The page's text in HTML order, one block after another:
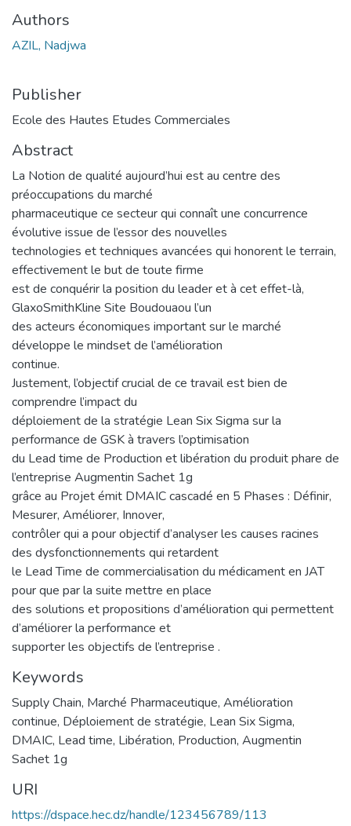
Authors
AZIL, Nadjwa
Publisher
Ecole des Hautes Etudes Commerciales
Abstract
La Notion de qualité aujourd’hui est au centre des
préoccupations du marché
pharmaceutique ce secteur qui connaît une concurrence
évolutive issue de l’essor des nouvelles
technologies et techniques avancées qui honorent le terrain,
effectivement le but de toute firme
est de conquérir la position du leader et à cet effet-là,
GlaxoSmithKline Site Boudouaou l’un
des acteurs économiques important sur le marché
développe le mindset de l’amélioration
continue.
Justement, l’objectif crucial de ce travail est bien de
comprendre l’impact du
déploiement de la stratégie Lean Six Sigma sur la
performance de GSK à travers l’optimisation
du Lead time de Production et libération du produit phare de
l’entreprise Augmentin Sachet 1g
grâce au Projet émit DMAIC cascadé en 5 Phases : Définir,
Mesurer, Améliorer, Innover,
contrôler qui a pour objectif d’analyser les causes racines
des dysfonctionnements qui retardent
le Lead Time de commercialisation du médicament en JAT
pour que par la suite mettre en place
des solutions et propositions d’amélioration qui permettent
d’améliorer la performance et
supporter les objectifs de l’entreprise .
Keywords
Supply Chain, Marché Pharmaceutique, Amélioration
continue, Déploiement de stratégie, Lean Six Sigma,
DMAIC, Lead time, Libération, Production, Augmentin
Sachet 1g
URI
https://dspace.hec.dz/handle/123456789/113